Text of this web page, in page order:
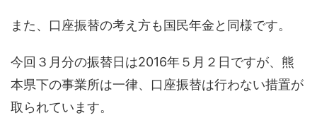
また、口座振替の考え方も国民年金と同様です。
今回３月分の振替日は2016年５月２日ですが、熊
本県下の事業所は一律、口座振替は行わない措置が
取られています。